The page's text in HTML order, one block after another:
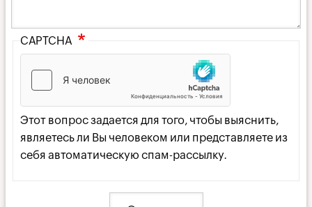
CAPTCHA
Этот вопрос задается для того, чтобы выяснить,
являетесь ли Вы человеком или представляете из
себя автоматическую спам-рассылку.